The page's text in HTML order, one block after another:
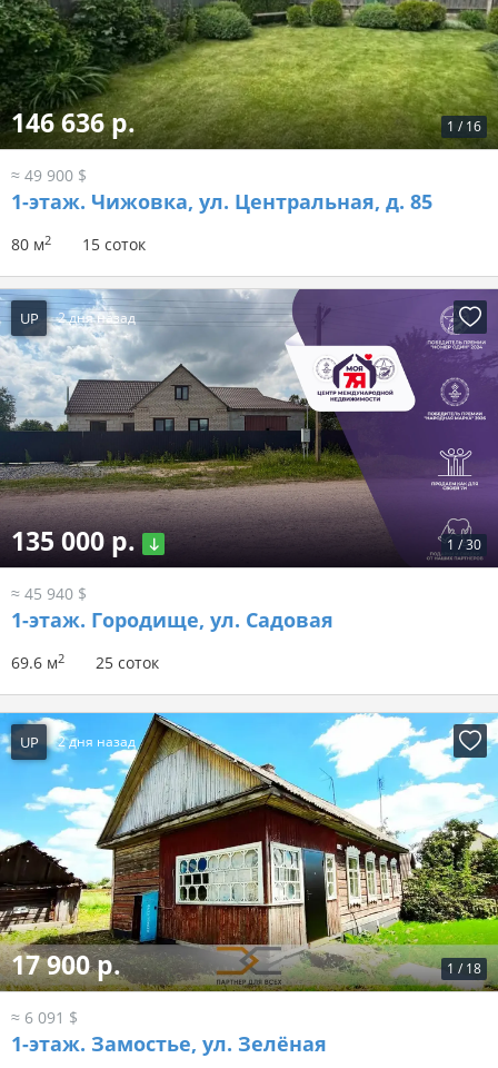
1 / 16
146 636 р.
≈ 49 900 $
1-этаж. Чижовка, ул. Центральная, д. 85
80 м2 15 соток
UP 2 дня назад
1 /30
135 000 р.
≈ 45 940 $
1-этаж. Городище, ул. Садовая
69.6 м2 25 соток
UP 2 дня назад
1 / 18
17 900 р.
≈ 6 091 $
1-этаж. Замостье, ул. Зелёная